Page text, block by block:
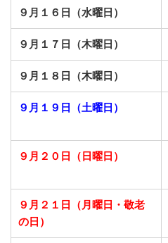
９月１６日（水曜日）
９月１７日（木曜日）
９月１８日（木曜日）
９月１９日（土曜日）
９月２０日（日曜日）
９月２１日
（月曜日・敬老
の日）